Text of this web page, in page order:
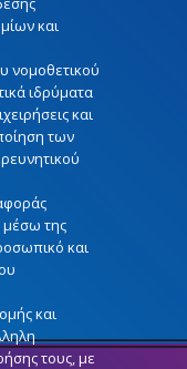
και
νομοθετικού
ιδρύματα
και
των
μέσω της
και
και
τους, με